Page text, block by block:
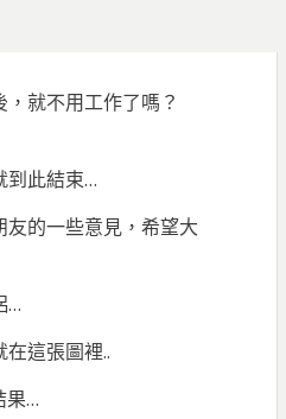
就不用工作了嗎？
到此結束…
的一些意見，希望大
…
這張圖裡..
果…